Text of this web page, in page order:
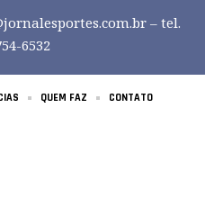
– tel.
6532
QUEM FAZ CONTATO